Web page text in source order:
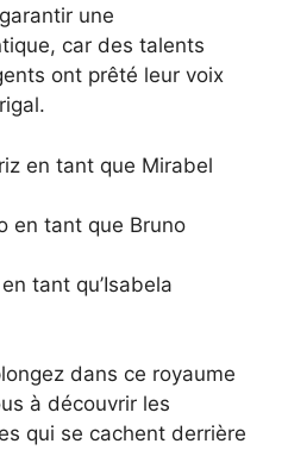
une
car des talents
ont prêté leur voix
en tant que Mirabel
en tant que Bruno
en tant qu’Isabela
dans ce royaume
à découvrir les
qui se cachent derrière